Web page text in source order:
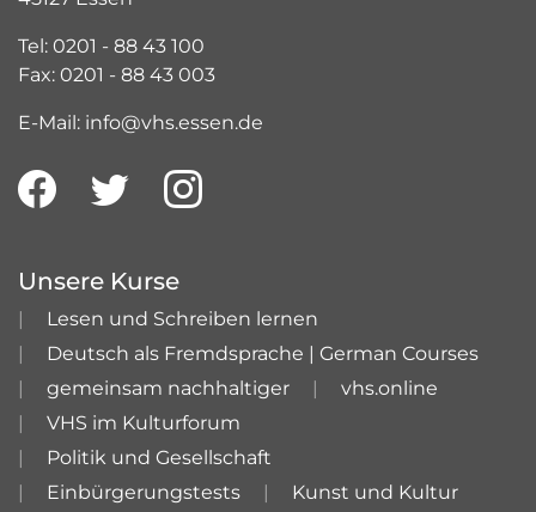
Tel: 0201 - 88 43 100
Fax: 0201 - 88 43 003
E-Mail: info@vhs.essen.de
Unsere Kurse
Lesen und Schreiben lernen
Deutsch als Fremdsprache | German Courses
gemeinsam nachhaltiger
vhs.online
VHS im Kulturforum
Politik und Gesellschaft
Einbürgerungstests
Kunst und Kultur